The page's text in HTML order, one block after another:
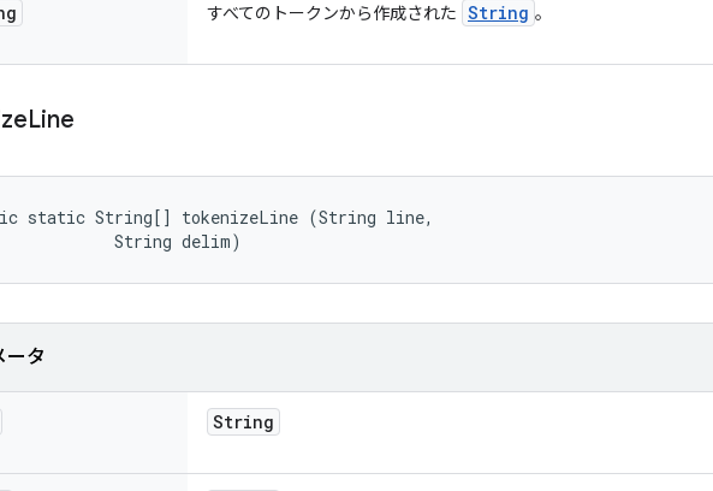
すべてのトークンから作成された String 。
Line
static String[] tokenizeLine (String line,
String delim)
ータ
String